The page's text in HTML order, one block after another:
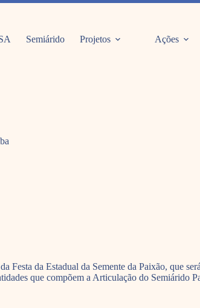
Semiárido Projetos Ações
Festa da Estadual da Semente da Paixão, que
que compõem a Articulação do